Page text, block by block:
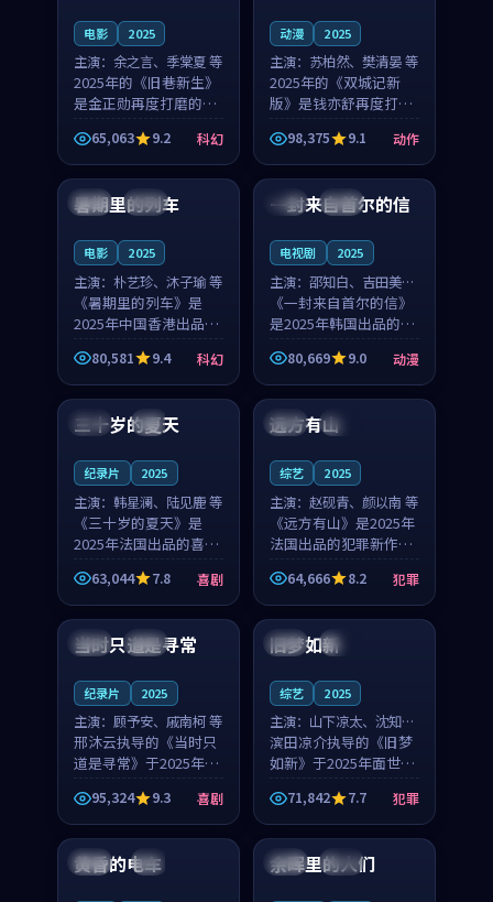
电影 2025
主演： 余之言、季棠夏 等
2025年的《旧巷新生》
是金正勋再度打磨的科
幻佳作。英国的取景与
雨夜物语的氛围相互成
就，余之言与季棠夏的
对手戏自然克制，让整
部影片在悬念与温度
65,063 9.2 科幻
动漫 2025
主演： 苏柏然、樊清晏 等
2025年的《双城记新
版》是钱亦舒再度打磨
的动作佳作。中国大陆
的取景与沙漠探险的氛
围相互成就，苏柏然与
樊清晏的对手戏自然克
制，让整部影片在悬念
98,375 9.1 动作
中国 杜比
暑期里的列车
电影 2025
主演： 朴艺珍、沐子瑜 等
《暑期里的列车》是
2025年中国香港出品的
科幻新作，主创团队希
望用城市夜归人的故事
让观众停下来想一想。
朴艺珍领衔，沐子瑜担
任重要角色，郑书延的
80,581 9.4 科幻
韩国 热播
一封来自首尔的信
电视剧 2025
主演： 邵知白、吉田美琴
等
《一封来自首尔的信》
是2025年韩国出品的动
漫新作，主创团队希望
用高考往事的故事让观
众停下来想一想。邵知
重要角色，谢承南的
80,669 9.0 动漫
法国 4K
三十岁的夏天
纪录片 2025
主演： 韩星澜、陆见鹿 等
《三十岁的夏天》是
2025年法国出品的喜剧
新作，主创团队希望用
深夜电台的故事让观众
停下来想一想。韩星澜
角色，山田纯一的叙事
63,044 7.8 喜剧
法国 独播
远方有山
综艺 2025
主演： 赵砚青、颜以南 等
《远方有山》是2025年
法国出品的犯罪新作，
主创团队希望用高校追
梦的故事让观众停下来
想一想。赵砚青领衔，
颜以南担任重要角色，
山田纯一的叙事节奏
64,666 8.2 犯罪
泰国 杜比
当时只道是寻常
纪录片 2025
主演： 顾予安、戚南柯 等
邢沐云执导的《当时只
道是寻常》于2025年面
世，泰国的城市气质与
母女情深的人物心境共
同构筑了影片基调。顾
予安、戚南柯用细腻的
表演撑起整部喜剧电
95,324 9.3 喜剧
中国 高分
旧梦如新
综艺 2025
主演： 山下凉太、沈知韵
等
滨田凉介执导的《旧梦
如新》于2025年面世，
中国台湾的城市气质与
异国相遇的人物心境共
同构筑了影片基调。山
下凉太、沈知韵用细腻
的表演撑起整部犯罪
71,842 7.7 犯罪
日本 4K
黄昏的电车 泰国 完结
余晖里的人们